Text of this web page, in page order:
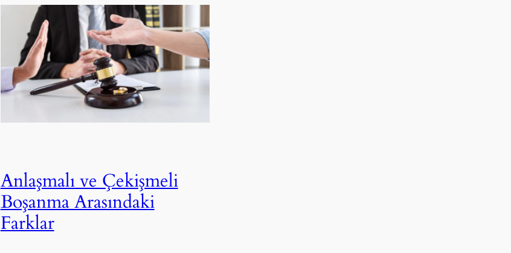
Anlaşmalı ve Çekişmeli
Boşanma Arasındaki
Farklar